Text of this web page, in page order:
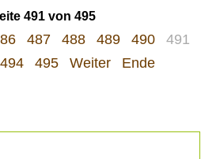
491 von 495
487 488 489 490
491
494 495 Weiter Ende